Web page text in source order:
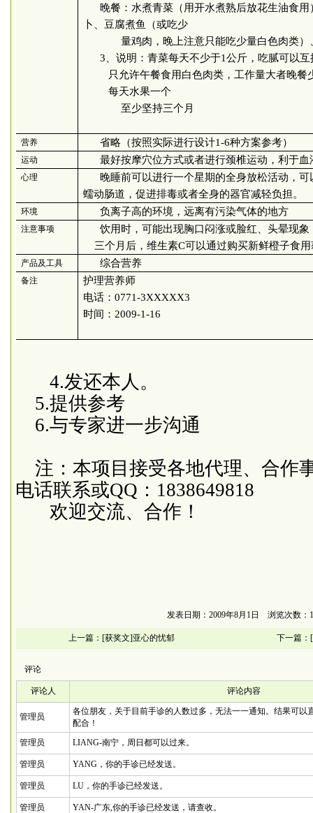
晚餐：水煮青菜（用开水煮熟后放花生油食
卜、豆腐煮鱼（或吃少
量鸡肉，晚上注意只能吃少量白色肉类
3 、说明：青菜每天不少于1公斤，吃腻可以
只允许午餐食用白色肉类，工作量大者晚餐
每天水果一个
至少坚持三个月
营养 省略（按照实际进行设计1-6种方案参考）
运动 最好按摩穴位方式或者进行颈椎运动，利于血
心理
晚睡前可以进行一个星期的全身放松活动，
蠕动肠道，促进排毒或者全身的器官减轻负担。
环境 负离子高的环境，远离有污染气体的地方
注意事项
饮用时，可能出现胸口闷涨或脸红、头晕现
三个月后，维生素C可以通过购买新鲜橙子食
产品及工具 综合营养
备注
护理营养师
电话：0771-3XXXXX3
时间： 2009-1-16
4.发还本人。
5.提供参考
6.与专家进一步沟通
注：本项目接受各地代理、合作
电话联系或QQ ： 1838649818
欢迎交流、合作！
发表日期：2009年8月1日 浏览次数：
上一篇： [获奖文]亚心的忧郁 下一篇：
评论
评论人 评论内容
管理员
各位朋友，关于目前手诊的人数过多，无法一一通知。结果可以
配合！
管理员
LIANG-南宁，周日都可以过来。
管理员 YANG，你的手诊已经发送。
管理员 LU，你的手诊已经发送。
管理员 YAN-广东,你的手诊已经发送，请查收。